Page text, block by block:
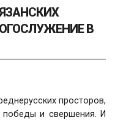
В
просторов,
и свершения. И